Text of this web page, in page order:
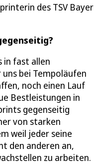
des TSV Bayer
in fast allen
uns bei Tempoläufen
noch einen Lauf
Bestleistungen in
gegenseitig
von starken
weil jeder seine
den anderen an,
zu arbeiten.